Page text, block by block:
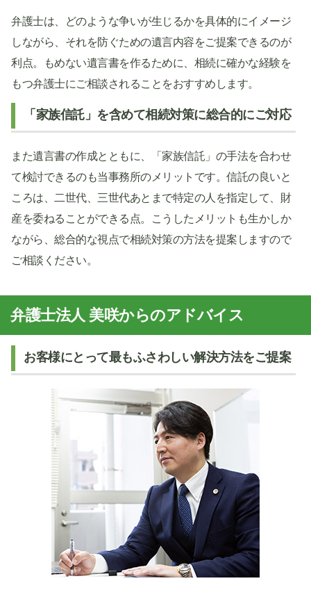
弁護士は、どのような争いが生じるかを具体的にイメージ
しながら、それを防ぐための遺言内容をご提案できるのが
利点。もめない遺言書を作るために、相続に確かな経験を
もつ弁護士にご相談されることをおすすめします。
「家族信託」を含めて相続対策に総合的にご対応
また遺言書の作成とともに、「家族信託」の手法を合わせ
て検討できるのも当事務所のメリットです。信託の良いと
ころは、二世代、三世代あとまで特定の人を指定して、財
産を委ねることができる点。こうしたメリットも生かしか
ながら、総合的な視点で相続対策の方法を提案しますので
ご相談ください。
弁護士法人 美咲からのアドバイス
お客様にとって最もふさわしい解決方法をご提案